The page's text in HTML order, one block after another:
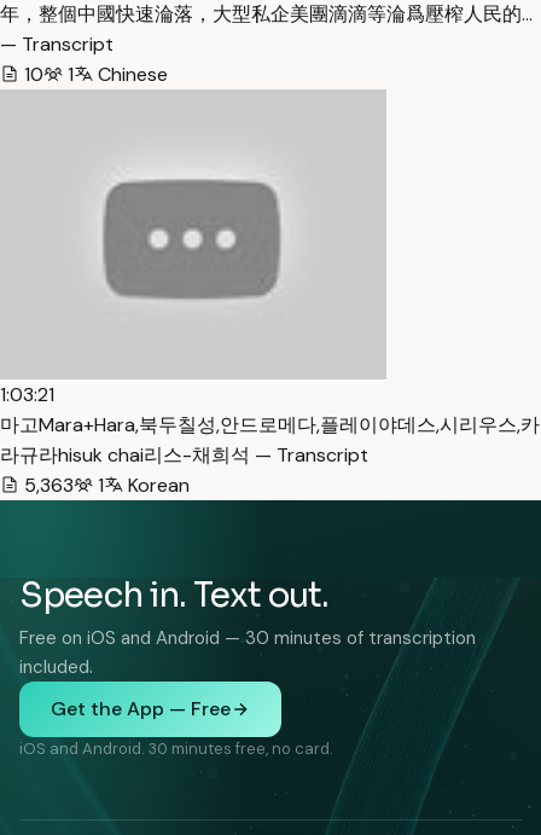
年，整個中國快速淪落，大型私企美團滴滴等淪爲壓榨人民的…
— Transcript
10
1 Chinese
1:03:21
마고Mara+Hara,북두칠성,안드로메다,플레이야데스,시리우스,카
라규라hisuk chai리스-채희석 — Transcript
5,363
1 Korean
Speech in. Text out.
Free on iOS and Android — 30 minutes of transcription
included.
Get the App — Free
iOS and Android. 30 minutes free, no card.